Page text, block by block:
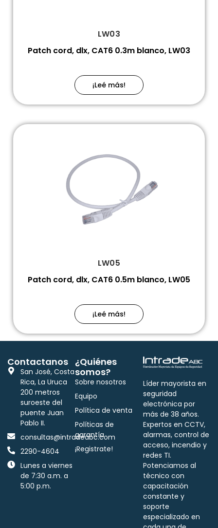
LW03
Patch cord, dlx, CAT6 0.3m blanco, LW03
¡Leé más!
LW05
Patch cord, dlx, CAT6 0.5m blanco, LW05
¡Leé más!
Líder mayorista en
seguridad
electrónica por
más de 38 años.
Expertos en CCTV,
alarmas, control de
acceso, incendio y
redes TI.
Potenciamos al
técnico con
capacitación
constante y
soporte
especializado en
¿Quiénes
somos?
Sobre nosotros
Equipo
Política de venta
Políticas de
garantía
¡Registrate!
Contactanos
San José, Costa
Rica, La Uruca
200 metros
suroeste del
puente Juan
Pablo II.
consultas@intradeabc.com
2290-4604
Lunes a viernes
de 7:30 a.m. a
5:00 p.m.